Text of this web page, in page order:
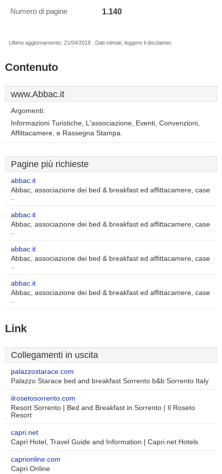
Numero di pagine 1.140
Ultimo aggiornamento: 21/04/2018 . Dati stimati, leggere il disclaimer.
Contenuto
www.Abbac.it
Argomenti:
Informazioni Turistiche, L'associazione, Eventi, Convenzioni,
Affittacamere, e Rassegna Stampa.
Pagine più richieste
abbac.it
Abbac, associazione dei bed & breakfast ed affittacamere, case
..
abbac.it
Abbac, associazione dei bed & breakfast ed affittacamere, case
..
abbac.it
Abbac, associazione dei bed & breakfast ed affittacamere, case
..
abbac.it
Abbac, associazione dei bed & breakfast ed affittacamere, case
..
Link
Collegamenti in uscita
palazzostarace.com
Palazzo Starace bed and breakfast Sorrento b&b Sorrento Italy
ilrosetosorrento.com
Resort Sorrento | Bed and Breakfast in Sorrento | Il Roseto
Resort
capri.net
Capri Hotel, Travel Guide and Information | Capri.net Hotels
caprionline.com
Capri Online